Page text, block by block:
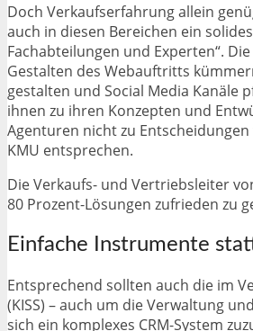
Doch Verkaufserfahrung allein
auch in diesen Bereichen ein
Fachabteilungen und Experten“.
Gestalten des Webauftritts
gestalten und Social Media Kanäle
ihnen zu ihren Konzepten und
Agenturen nicht zu
KMU entsprechen.
Die Verkaufs- und Vertriebsleiter
80 Prozent-Lösungen zufrieden zu
Einfache Instrumente
Entsprechend sollten auch die im
(KISS) – auch um die Verwaltung
sich ein komplexes CRM-System